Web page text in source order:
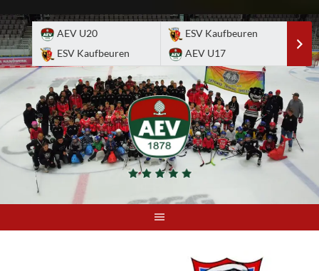
to
content
AEV U20
ESV Kaufbeuren
ESV Kaufbeuren
AEV U17